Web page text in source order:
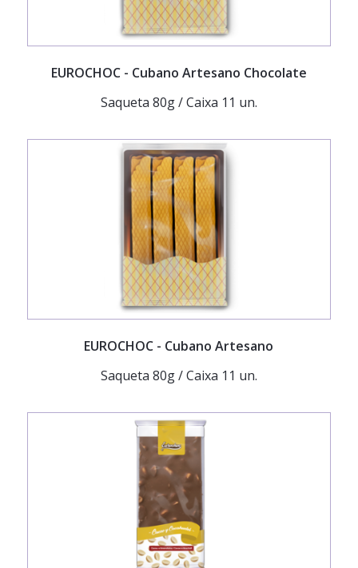
EUROCHOC- Cubano Artesano Chocolate
Saqueta 80g / Caixa 11 un.
EUROCHOC - Cubano Artesano
Saqueta 80g / Caixa 11 un.